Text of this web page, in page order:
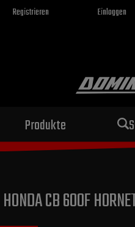
Registrieren Einloggen
Produkte
HONDA CB 600F